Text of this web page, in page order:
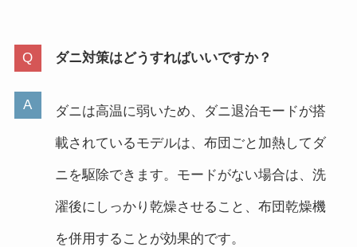
ダニ対策はどうすればいいですか？
ダニは高温に弱いため、ダニ退治モードが搭
載されているモデルは、布団ごと加熱してダ
ニを駆除できます。モードがない場合は、洗
濯後にしっかり乾燥させること、布団乾燥機
を併用することが効果的です。